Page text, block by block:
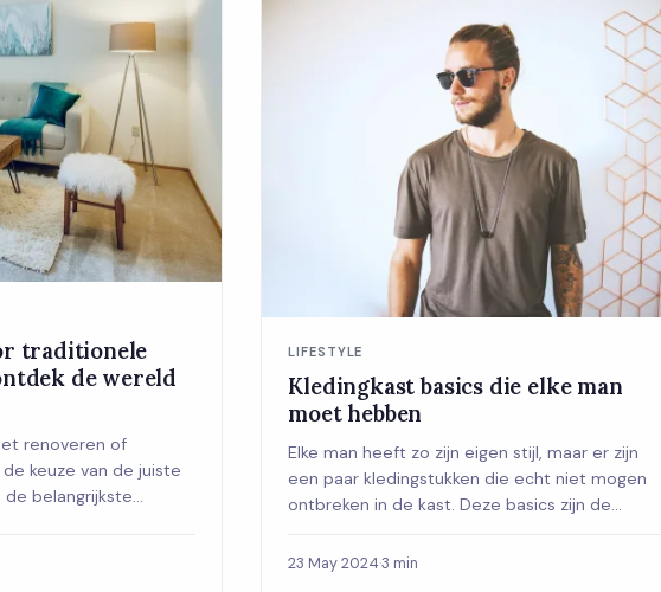
traditionele
de wereld
renoveren of
keuze van de juiste
de belangrijkste
LIFESTYLE
Kledingkast basics die elke man
moet hebben
Elke man heeft zo zijn eigen stijl, maar er zijn
een paar kledingstukken die echt niet mogen
ontbreken in de kast. Deze basics zijn de
23 May 2024·3 min